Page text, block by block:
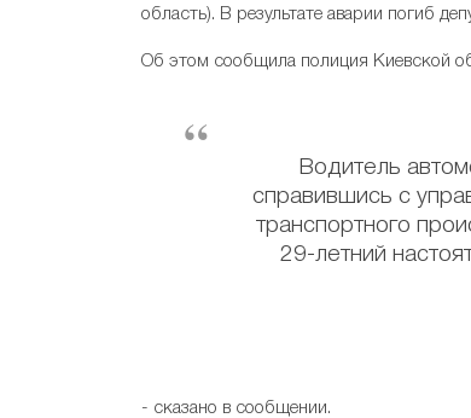
область). В результате аварии погиб
Об этом сообщила полиция Киевской
Водитель
справившись с
транспортного
29-летний
- сказано в сообщении.